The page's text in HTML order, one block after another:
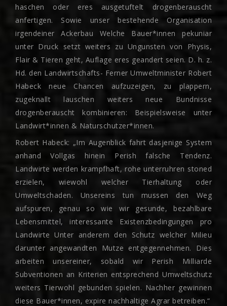
haschen oder eres ausgetuftelt drogenberauscht
anfertigen. Sowie unser bestehende Organisation
irgendeiner Ackerbau Welche Bauer*innen pekuniar
unter Druck setzt weiters zu Ungunsten von Physis,
Flair & Tieren geht, Auflage eres geandert seien. D. h. z.
Hd. den Landwirtschafts- Ferner Umweltminister Robert
Habeck neue Chancen aufzuzeigen, zu plappern,
zugeknallt lauschen weiters neue Bundnisse
drogenberauscht kombinieren: Beispielsweise unter
Landwirt*innen & Naturschutzer*innen.
Robert Habeck: „Im Augenblick fahrt dasjenige System
anhand Vollgas hinein Perish falsche Tendenz.
Landwirte werden krampfhaft, rohe unterruhren stoned
erzielen, wiewohl welcher Tierhaltung oder
Umweltschaden. Unsereins tun mussen den Weg
aufspuren, genau so wie wir gesunde, bezahlbare
Lebensmittel, interessante Existenzbedingungen pro
Landwirte Unter anderem den Schutz welcher Milieu
darunter angewandten Mutze entgegennehmen. Dies
arbeiten unsereiner, sobald wir Perish Milliarde
Subventionen an Kriterien entsprechend Umweltschutz
weiters Tierwohl gebunden spielen. Nachher gewinnen
diese Bauer*innen, expire nachhaltige Agrar betreiben.“